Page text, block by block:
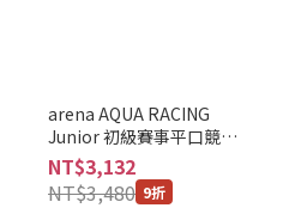
arena AQUA RACING
Junior 初級賽事平口競泳
泳褲 (WA認證/5分褲長/兒
童青少年款) (AS6SRC58B)
NT$3,132
NT$3,480 9折